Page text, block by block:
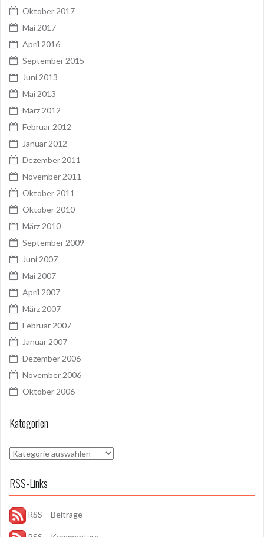
Oktober 2017
Mai 2017
April 2016
September 2015
Juni 2013
Mai 2013
März 2012
Februar 2012
Januar 2012
Dezember 2011
November 2011
Oktober 2011
Oktober 2010
März 2010
September 2009
Juni 2007
Mai 2007
April 2007
März 2007
Februar 2007
Januar 2007
Dezember 2006
November 2006
Oktober 2006
Kategorien
Kategorien
RSS-Links
RSS – Beiträge